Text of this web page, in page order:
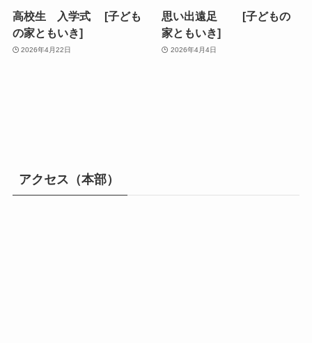
高校生 入学式 [子ども
の家ともいき]
2026年4月22日
思い出遠足 [子どもの
家ともいき]
2026年4月4日
アクセス（本部）